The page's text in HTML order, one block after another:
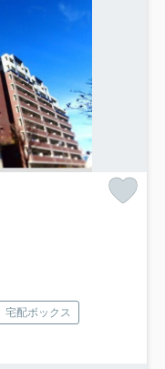
宅配ボックス